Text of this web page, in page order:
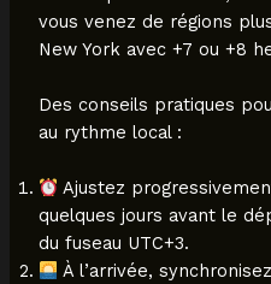
vous venez de régions
New York avec +7 ou +8
Des conseils pratiques
au rythme local :
Ajustez
quelques jours avant le
du fuseau UTC+3.
À l’arrivée,